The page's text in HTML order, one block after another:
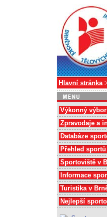
Hlavní stránka
Výkonný výbor
Zpravodaje a
Databáze
Přehled
Sportoviště v
Informace
Turistika v
Nejlepší